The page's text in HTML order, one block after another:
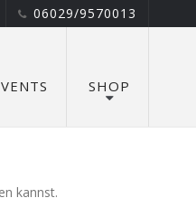
06029/9570013
SHOP
kannst.